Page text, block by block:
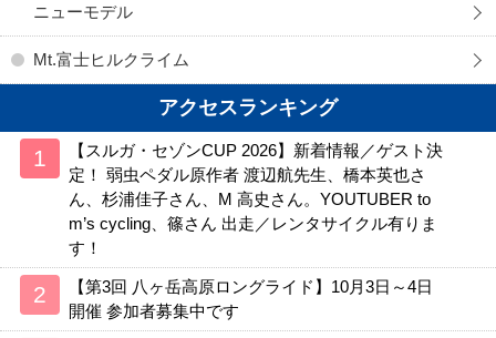
ニューモデル
Mt.富士ヒルクライム
アクセスランキング
【スルガ・セゾンCUP 2026】新着情報／ゲスト決
定！ 弱虫ペダル原作者 渡辺航先生、橋本英也さ
ん、杉浦佳子さん、M 高史さん。YOUTUBER to
m’s cycling、篠さん 出走／レンタサイクル有りま
す！
【第3回 八ヶ岳高原ロングライド】10月3日～4日
開催 参加者募集中です